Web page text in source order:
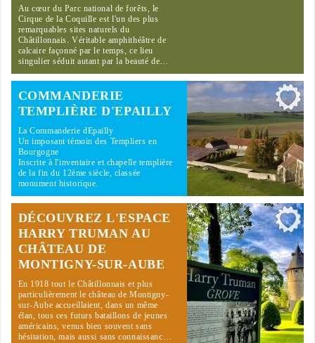
Au cœur du Parc national de forêts, le
Cirque de la Coquille est l'un des plus
remarquables sites naturels du
Châtillonnais. Véritable amphithéâtre de
calcaire façonné par le temps, ce lieu
singulier séduit autant par la beauté de…
COMMANDERIE
TEMPLIÈRE D'EPAILLY
La Commanderie dEpailly
Un imposant témoin des Templiers en
Bourgogne
Inscrite à l'inventaire et chapelle templière
de la fin du 12ème siècle, classée
monument historique.
DÉCOUVREZ L'ESPACE
HARRY TRUMAN AU
CHÂTEAU DE
MONTIGNY-SUR-AUBE
En 1918 tout le Châtillonnais et plus
particulièrement le château de Montigny-
sur-Aube accueillaient, dans un même
élan, tous ces futurs bataillons de jeunes
américains, venus bien souvent sans
hésitation, mais aussi sans connaissanc…